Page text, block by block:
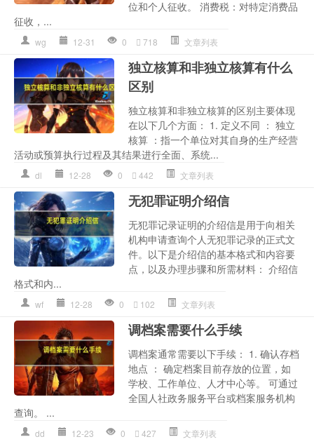
位和个人征收。 消费税：对特定消费品
征收，...
wg 12-31 0 718 文章列表
独立核算和非独立核算有什么
区别
独立核算和非独立核算的区别主要体现
在以下几个方面： 1. 定义不同 ： 独立
核算 ：指一个单位对其自身的生产经营
活动或预算执行过程及其结果进行全面、系统...
dl 12-28 0 442 文章列表
无犯罪证明介绍信
无犯罪记录证明的介绍信是用于向相关
机构申请查询个人无犯罪记录的正式文
件。以下是介绍信的基本格式和内容要
点，以及办理步骤和所需材料： 介绍信
格式和内...
wf 12-28 0 102 文章列表
调档案需要什么手续
调档案通常需要以下手续： 1. 确认存档
地点 ： 确定档案目前存放的位置，如
学校、工作单位、人才中心等。 可通过
全国人社政务服务平台或档案服务机构
查询。 ...
dd 12-23 0 427 文章列表